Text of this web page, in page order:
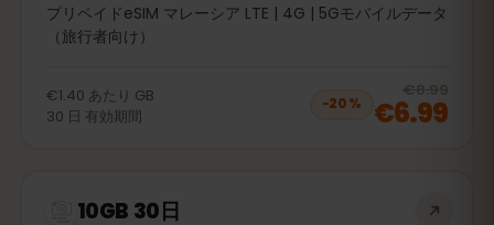
プリペイドeSIM マレーシア LTE | 4G | 5Gモバイルデータ
（旅行者向け）
€1.40 あたり GB
30 日 有効期間
−20%
€8.99
€6.99
10GB 30日